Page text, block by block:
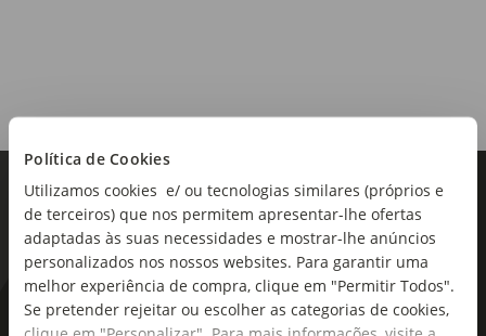
Política de Cookies
Utilizamos cookies e/ ou tecnologias similares (próprios e
de terceiros) que nos permitem apresentar-lhe ofertas
adaptadas às suas necessidades e mostrar-lhe anúncios
personalizados nos nossos websites. Para garantir uma
melhor experiência de compra, clique em "Permitir Todos".
Se pretender rejeitar ou escolher as categorias de cookies,
Garden
As novidades mais frescas no